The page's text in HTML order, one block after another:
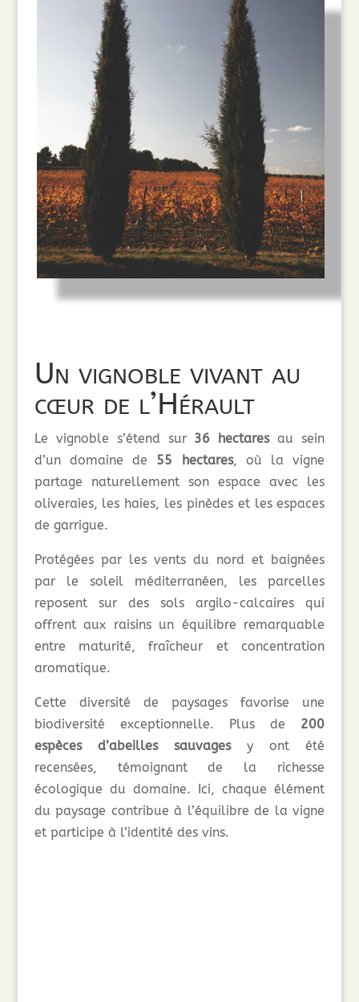
Un vignoble vivant au
cœur de l’Hérault
Le vignoble s’étend sur 36 hectaresau sein
d’un domaine de 55 hectares, où la vigne
partage naturellement son espace avec les
oliveraies, les haies, les pinèdes et les espaces
de garrigue.
Protégées par les vents du nord et baignées
par le soleil méditerranéen, les parcelles
reposent sur des sols argilo-calcaires qui
offrent aux raisins un équilibre remarquable
entre maturité, fraîcheur et concentration
aromatique.
Cette diversité de paysages favorise une
biodiversité exceptionnelle. Plus de 200
espèces d’abeilles sauvagesy ont été
recensées, témoignant de la richesse
écologique du domaine. Ici, chaque élément
du paysage contribue à l’équilibre de la vigne
et participe à l’identité des vins.